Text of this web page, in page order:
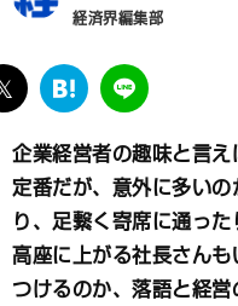
経済界編集部
twitter
は
な
ブ
ッ
ク
マ
ー
ク
LINE
企業経営者の趣味と言
定番だが、意外に多い
り、足繫く寄席に通っ
高座に上がる社長さん
つけるのか、落語と経営